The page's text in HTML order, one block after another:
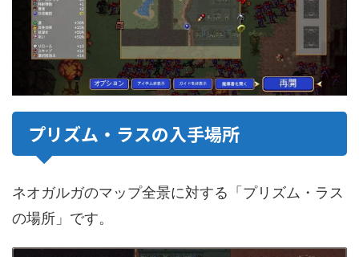
プリズム・ラスの入手場所
ネオガルガのマップ全景に対する「プリズム・ラス
の場所」です。